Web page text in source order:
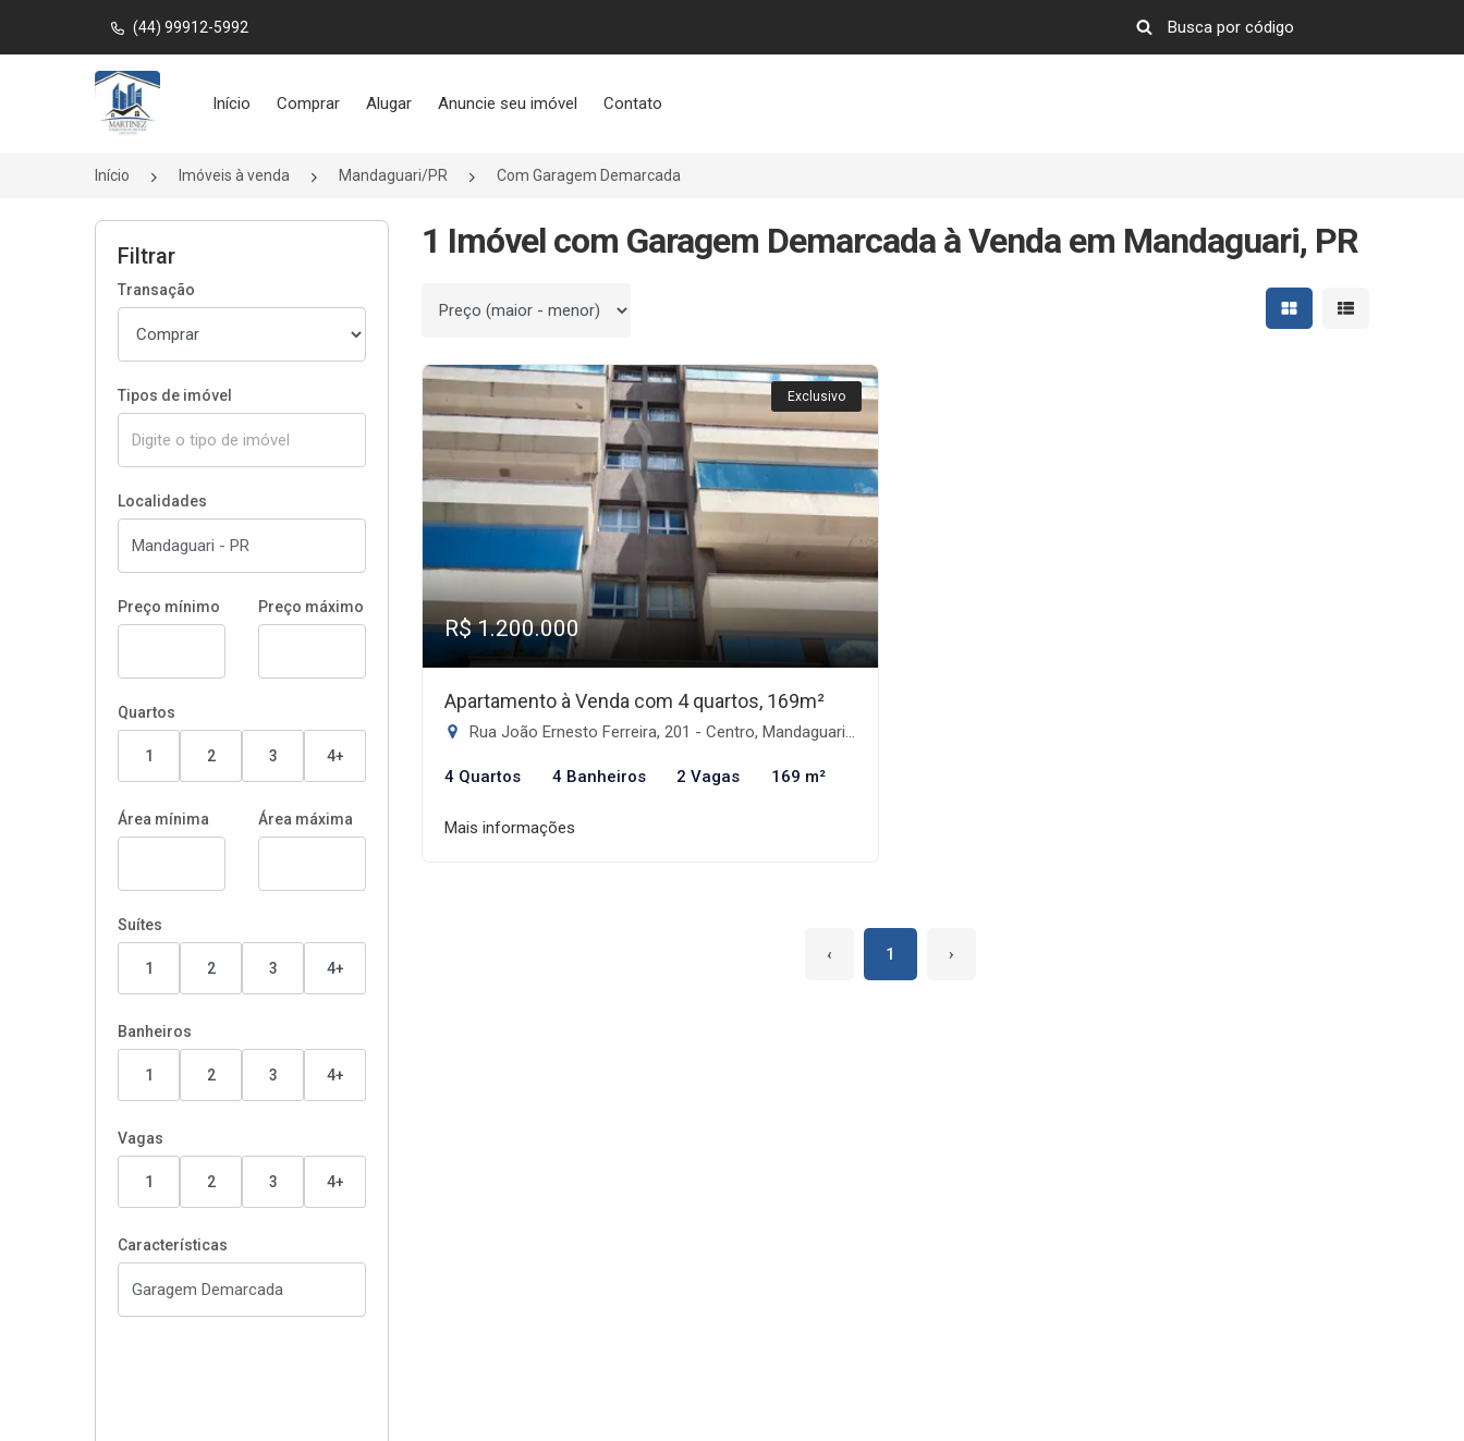
(44) 99912-5992
Página inicial
Início Comprar Alugar Anuncie seu imóvel Contato
Início Imóveis à venda Mandaguari/PR Com Garagem Demarcada
Filtrar
Transação
Tipos de imóvel
Localidades
Preço mínimo Preço máximo
Quartos
1 2 3 4+
Área mínima Área máxima
Suítes
1 2 3 4+
Banheiros
1 2 3 4+
Vagas
1 2 3 4+
Características
1 Imóvel com Garagem Demarcada à Venda em Mandaguari, PR
Ordenar por Mostrar resultados em
Mostrar
Exclusivo
R$ 1.200.000
Apartamento à Venda com 4 quartos, 169m²
Rua João Ernesto Ferreira, 201 - Centro, Mandaguari-PR
4 Quartos 4 Banheiros 2 Vagas 169 m²
Mais informações
‹ 1 ›